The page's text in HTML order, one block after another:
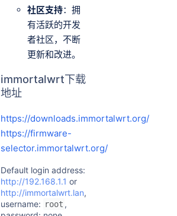
社区支持：拥
有活跃的开发
者社区，不断
更新和改进。
immortalwrt下载
地址
https://downloads.immortalwrt.org/
https://firmware-
selector.immortalwrt.org/
Default login address:
http://192.168.1.1 or
http://immortalwrt.lan,
username: root ,